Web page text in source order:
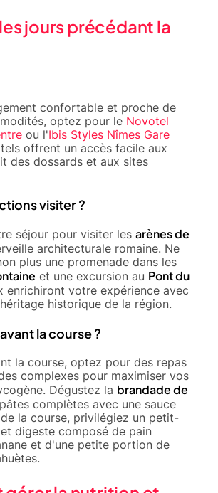
jours précédant la
confortable et proche de
optez pour le Novotel
ou l'Ibis Styles Nîmes Gare
offrent un accès facile aux
des dossards et aux sites
visiter ?
séjour pour visiter les arènes de
architecturale romaine. Ne
plus une promenade dans les
et une excursion au Pont du
enrichiront votre expérience avec
historique de la région.
la course ?
la course, optez pour des repas
complexes pour maximiser vos
Dégustez la brandade de
complètes avec une sauce
la course, privilégiez un petit-
digeste composé de pain
et d'une petite portion de